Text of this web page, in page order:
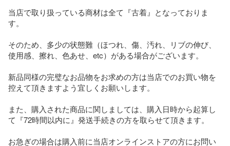
当店で取り扱っている商材は全て『古着』となっておりま
す。
そのため、多少の状態難（ほつれ、傷、汚れ、リブの伸び、
使用感、擦れ、色あせ、etc）がある場合がございます。
新品同様の完璧なお品物をお求めの方は当店でのお買い物を
控えて頂きますよう宜しくお願いします。
また、購入された商品に関しましては、購入日時から起算し
て『72時間以内に』発送手続きの方を取らせて頂きます。
お急ぎの場合は購入前に当店オンラインストアの方にお問い